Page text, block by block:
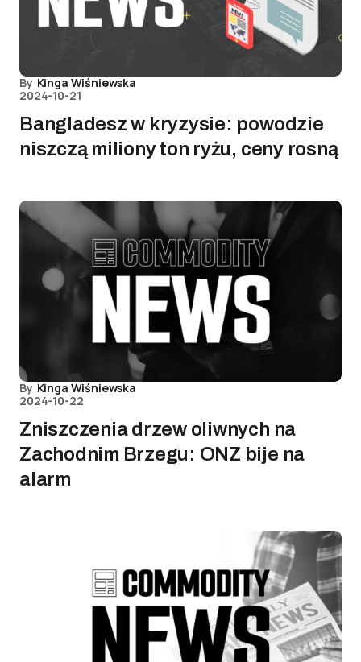
By Kinga Wiśniewska
2024-10-21
Bangladesz w kryzysie: powodzie
niszczą miliony ton ryżu, ceny rosną
By Kinga Wiśniewska
2024-10-22
Zniszczenia drzew oliwnych na
Zachodnim Brzegu: ONZ bije na
alarm